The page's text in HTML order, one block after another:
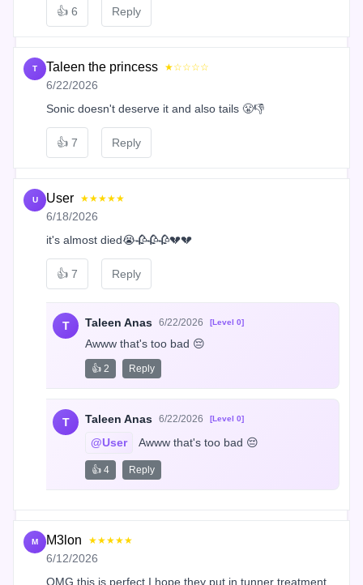
👍 6 Reply
T Taleen the princess ★☆☆☆☆
6/22/2026
Sonic doesn't deserve it and also tails 😤👎
👍 7 Reply
U User ★★★★★
6/18/2026
it's almost died😭🥀🥀🥀💔💔
👍 7 Reply
T Taleen Anas 6/22/2026 [Level 0]
Awww that's too bad 😔
👍 2 Reply
T Taleen Anas 6/22/2026 [Level 0]
@User Awww that's too bad 😔
👍 4 Reply
M M3lon ★★★★★
6/12/2026
OMG this is perfect I hope they put in tunner treatment